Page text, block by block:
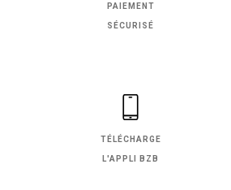
PAIEMENT
SÉCURISÉ
TÉLÉCHARGE
L'APPLI BZB